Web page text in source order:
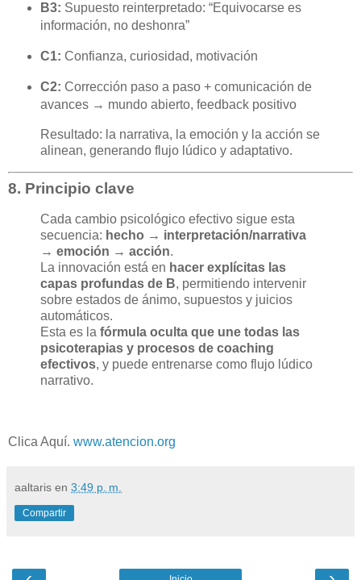
B3: Supuesto reinterpretado: “Equivocarse es
información, no deshonra”
C1: Confianza, curiosidad, motivación
C2: Corrección paso a paso + comunicación de
avances → mundo abierto, feedback positivo
Resultado: la narrativa, la emoción y la acción se
alinean, generando flujo lúdico y adaptativo.
8. Principio clave
Cada cambio psicológico efectivo sigue esta
secuencia: hecho → interpretación/narrativa
→ emoción → acción.
La innovación está en hacer explícitas las
capas profundas de B, permitiendo intervenir
sobre estados de ánimo, supuestos y juicios
automáticos.
Esta es la fórmula oculta que une todas las
psicoterapias y procesos de coaching
efectivos, y puede entrenarse como flujo lúdico
narrativo.
Clica Aquí. www.atencion.org
aaltaris en 3:49 p. m.
Compartir